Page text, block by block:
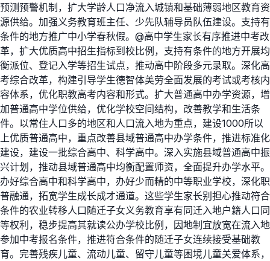
预测预警机制，扩大学龄人口净流入城镇和基础薄弱地区教育资
源供给。加强义务教育班主任、少先队辅导员队伍建设。支持有
条件的地方推广中小学春秋假。@高中学生家长有序推进中考改
革，扩大优质高中招生指标到校比例，支持有条件的地方开展均
衡派位、登记入学等招生试点，推动高中阶段多元录取。深化高
考综合改革，构建引导学生德智体美劳全面发展的考试或考核内
容体系，优化职教高考内容和形式。扩大普通高中办学资源，增
加普通高中学位供给，优化学校空间结构，改善教学和生活条
件。以常住人口多的地区和人口流入地为重点，建设1000所以
上优质普通高中，重点改善县域普通高中办学条件，推进标准化
建设，建设一批综合高中、科学高中。深入实施县域普通高中振
兴计划，推动县域普通高中均衡配置师资，全面提升办学水平。
办好综合高中和科学高中，办好少而精的中等职业学校，深化职
普融通，拓宽学生成长成才通道。这些学生家长别担心推动符合
条件的农业转移人口随迁子女义务教育享有同迁入地户籍人口同
等权利，稳步提高其就读公办学校比例，因地制宜放宽在流入地
参加中考报名条件，推进符合条件的随迁子女连续接受基础教
育。完善残疾儿童、流动儿童、留守儿童等困境儿童关爱体系，